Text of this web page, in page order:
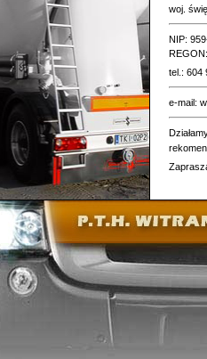
woj.
NIP:
tel.: 604
e-mail: